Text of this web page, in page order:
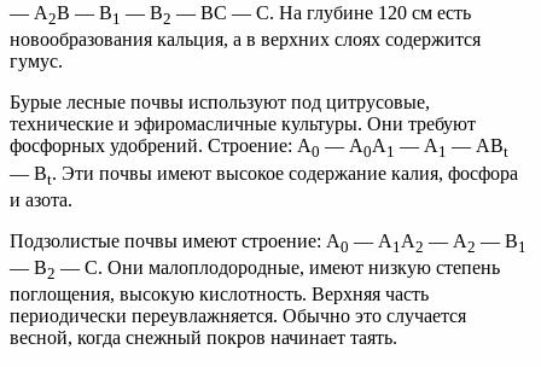
— А2В — В1 — В2 — ВС — С. На глубине 120 см есть
новообразования кальция, а в верхних слоях содержится
гумус.
Бурые лесные почвы используют под цитрусовые,
технические и эфиромасличные культуры. Они требуют
фосфорных удобрений. Строение: А0 — А0А 1 — А 1 — АВt
— Вt. Эти почвы имеют высокое содержание калия, фосфора
и азота.
Подзолистые почвы имеют строение: А0 — А 1 А2 — А2 — В1
— В2 — С. Они малоплодородные, имеют низкую степень
поглощения, высокую кислотность. Верхняя часть
периодически переувлажняется. Обычно это случается
весной, когда снежный покров начинает таять.